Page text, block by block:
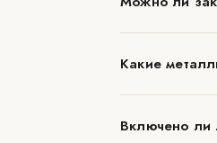
Какие
Включено ли